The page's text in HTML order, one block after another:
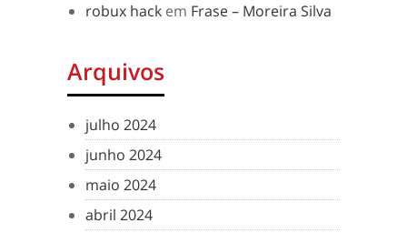
robux hack em Frase – Moreira Silva
Arquivos
julho 2024
junho 2024
maio 2024
abril 2024